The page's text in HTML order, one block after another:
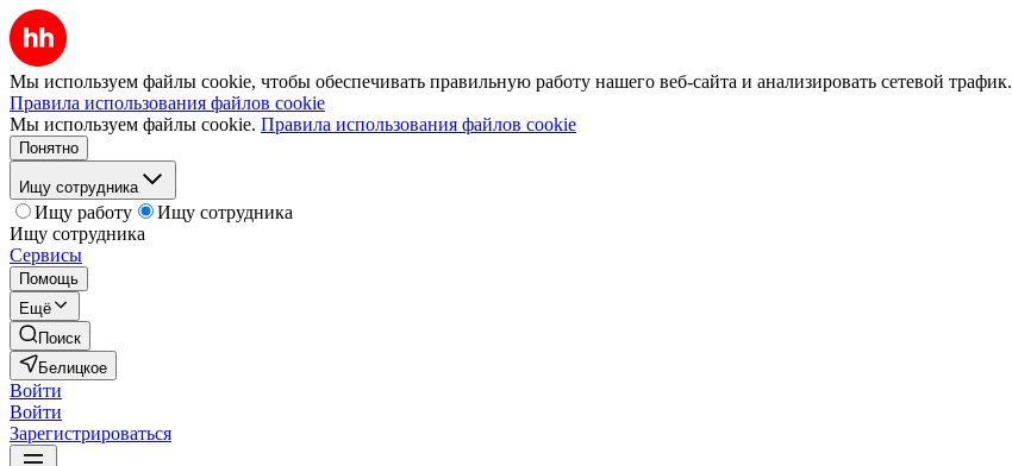
Мы используем файлы cookie, чтобы обеспечивать правильную работу нашего веб-сайта и анализировать сетевой трафик.
Правила использования файлов cookie
Мы используем файлы cookie. Правила использования файлов cookie
Понятно
Ищу сотрудника
Ищу работу
Ищу сотрудника
Ищу сотрудника
Сервисы
Помощь
Ещё
Поиск
Белицкое
Войти
Войти
Зарегистрироваться